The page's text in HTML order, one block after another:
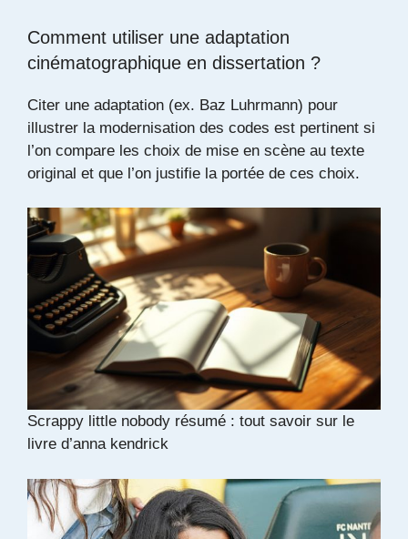
Comment utiliser une adaptation
cinématographique en dissertation ?
Citer une adaptation (ex. Baz Luhrmann) pour
illustrer la modernisation des codes est pertinent si
l’on compare les choix de mise en scène au texte
original et que l’on justifie la portée de ces choix.
Scrappy little nobody résumé : tout savoir sur le
livre d’anna kendrick